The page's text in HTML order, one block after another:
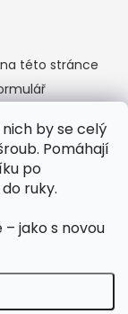
nich by se celý
Pomáhají
po
ruky.
jako s novou
této stránce